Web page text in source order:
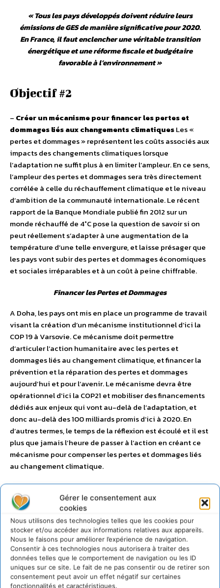
Gérer le consentement aux
cookies
Nous utilisons des technologies telles que les cookies pour
stocker et/ou accéder aux informations relatives aux appareils.
Nous le faisons pour améliorer l’expérience de navigation.
Consentir à ces technologies nous autorisera à traiter des
données telles que le comportement de navigation ou les ID
uniques sur ce site. Le fait de ne pas consentir ou de retirer son
consentement peut avoir un effet négatif sur certaines
fonctionnalités et caractéristiques.
«Tous les pays développés doivent réduire leurs
émissions de GES de manière significative pour 2020.
En France, il faut enclencher une véritable transition
énergétique et une réforme fiscale et budgétaire
favorable à l’environnement»
Objectif #2
– Créer un mécanisme pour financer les pertes et
dommages liés aux changements climatiquesLes «
pertes et dommages » représentent les coûts associés aux
impacts des changements climatiques lorsque
l’adaptation ne suffit plus à en limiter l’ampleur. En ce sens,
l’ampleur des pertes et dommages sera très directement
corrélée à celle du réchauffement climatique et le niveau
d’ambition de la communauté internationale. Le récent
rapport de la Banque Mondiale publié fin 2012 sur un
monde réchauffé de 4°C pose la question de savoir si on
peut réellement s’adapter à une augmentation de la
température d’une telle envergure, et laisse présager que
les pays vont subir des pertes et dommages économiques
et sociales irréparables et à un coût à peine chiffrable.
Financer les Pertes et Dommages
A Doha, les pays ont mis en place un programme de travail
visant la création d’un mécanisme institutionnel d’ici la
COP 19 à Varsovie. Ce mécanisme doit permettre
d’articuler l’action humanitaire avec les pertes et
dommages liés au changement climatique, et financer la
prévention et la réparation des pertes et dommages
aujourd’hui et pour l’avenir. Le mécanisme devra être
opérationnel d’ici la COP21 et mobiliser des financements
dédiés aux enjeux qui vont au-delà de l’adaptation, et
donc au-delà des 100 milliards promis d’ici à 2020. En
d’autres termes, le temps de la réflexion est écoulé et il est
plus que jamais l’heure de passer à l’action en créant ce
mécanisme pour compenser les pertes et dommages liés
au changement climatique.
«Les populations affectées par les inondations,
sécheresses à répétition perdent déjà leurs récoltes,
leur maison, leur santé, et leur famille. A Varsovie, il
faut créer un mécanisme capable de compenser ces
pertes et ces dommages et payer le prix de la justice
climatique»
Objectif #3